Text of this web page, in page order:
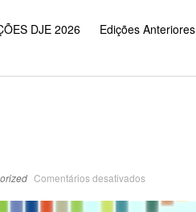
DJE 2026 Edições Anteriores
Comentários desativados